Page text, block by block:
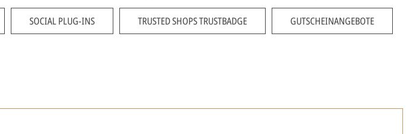
SOCIAL PLUG-INS TRUSTED SHOPS TRUSTBADGE GUTSCHEINANGEBOTE